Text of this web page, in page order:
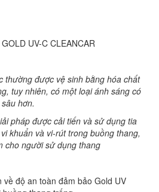
UV-C CLEANCAR
thường được vệ sinh bằng hóa chất
tuy nhiên, có một loại ánh sáng có
hơn.
pháp được cải tiến và sử dụng tia
khuẩn và vi-rút trong buồng thang,
cho người sử dụng thang
độ an toàn đảm bảo Gold UV